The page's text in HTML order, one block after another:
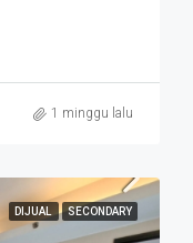
1 minggu lalu
DIJUAL SECONDARY